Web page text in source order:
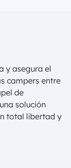
y asegura el
campers entre
de
solución
total libertad y